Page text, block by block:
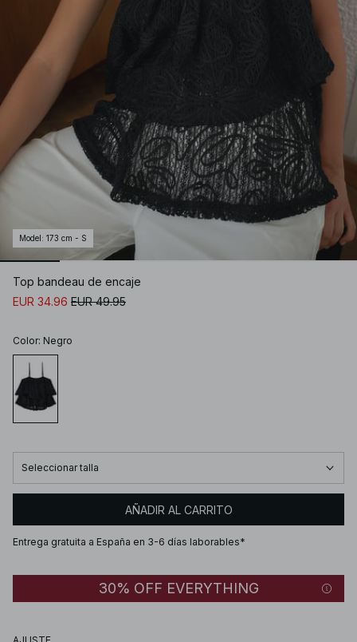
Model : 173 cm - S
Top bandeau de encaje
EUR 34.96 EUR 49.95
Color: Negro
Seleccionar talla
AÑADIR AL CARRITO
Entrega gratuita a España en 3-6 días laborables*
30% OFF EVERYTHING